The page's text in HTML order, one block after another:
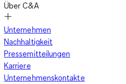
Über C&A
Unternehmen
Nachhaltigkeit
Pressemitteilungen
Karriere
Unternehmenskontakte